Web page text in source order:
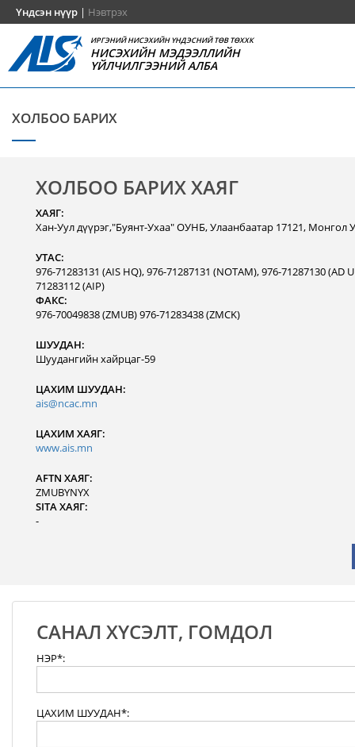
Үндсэн нүүр | Нэвтрэх
ИРГЭНИЙ НИСЭХИЙН ҮНДЭСНИЙ ТӨВ ТӨХХК
НИСЭХИЙН МЭДЭЭЛЛИЙН
ҮЙЛЧИЛГЭЭНИЙ АЛБА
ХОЛБОО БАРИХ
ХОЛБОО БАРИХ ХАЯГ
ХАЯГ:
Хан-Уул дүүрэг,"Буянт-Ухаа" ОУНБ, Улаанбаатар 17121, Монгол
УТАС:
976-71283131 (AIS HQ), 976-71287131 (NOTAM), 976-71287130 (AD
71283112 (AIP)
ФАКС:
976-70049838 (ZMUB) 976-71283438 (ZMCK)
ШУУДАН:
Шуудангийн хайрцаг-59
ЦАХИМ ШУУДАН:
ais@ncac.mn
ЦАХИМ ХАЯГ:
www.ais.mn
AFTN ХАЯГ:
ZMUBYNYX
SITA ХАЯГ:
-
САНАЛ ХҮСЭЛТ, ГОМДОЛ
НЭР*:
ЦАХИМ ШУУДАН*: